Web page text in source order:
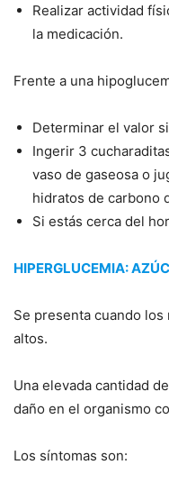
Realizar actividad
la medicación.
Frente a una
Determinar el valor
Ingerir 3
vaso de gaseosa o
hidratos de carbono
Si estás cerca del
HIPERGLUCEMIA:
Se presenta cuando
altos.
Una elevada cantidad
daño en el organismo
Los síntomas son: